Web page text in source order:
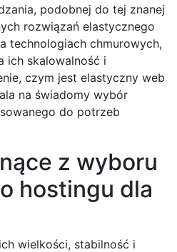
podobnej do tej znanej
rozwiązań elastycznego
technologiach chmurowych,
ich skalowalność i
czym jest elastyczny web
na świadomy wybór
do potrzeb
z wyboru
hostingu dla
wielkości, stabilność i